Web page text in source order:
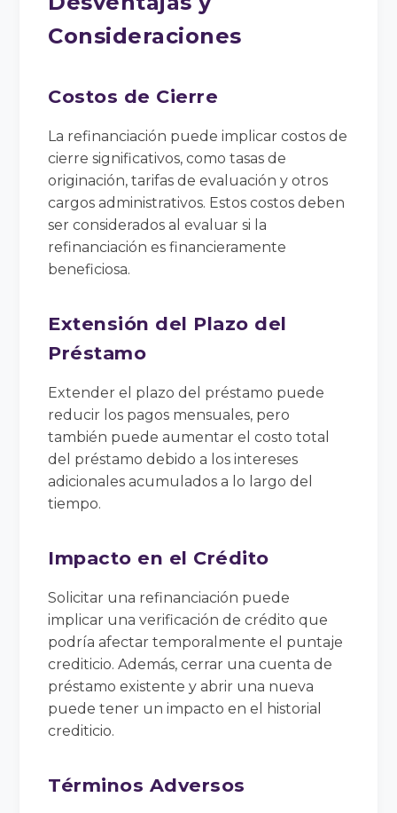
Consideraciones
Costos de Cierre
La refinanciación puede implicar costos de
cierre significativos, como tasas de
originación, tarifas de evaluación y otros
cargos administrativos. Estos costos deben
ser considerados al evaluar si la
refinanciación es financieramente
beneficiosa.
Extensión del Plazo del
Préstamo
Extender el plazo del préstamo puede
reducir los pagos mensuales, pero
también puede aumentar el costo total
del préstamo debido a los intereses
adicionales acumulados a lo largo del
tiempo.
Impacto en el Crédito
Solicitar una refinanciación puede
implicar una verificación de crédito que
podría afectar temporalmente el puntaje
crediticio. Además, cerrar una cuenta de
préstamo existente y abrir una nueva
puede tener un impacto en el historial
crediticio.
Términos Adversos